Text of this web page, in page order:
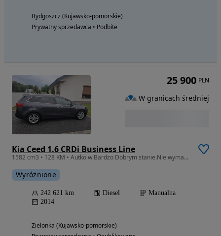
Bydgoszcz (Kujawsko-pomorskie)
Prywatny sprzedawca • Podbite
Kia Ceed 1.6 CRDi Business Line
1582 cm3 • 128 KM • Autko w Bardzo Dobrym stanie.Nie wymaga wkładu finansowego.Bogata wew
Wyróżnione
242 621 km Diesel
Manualna
2014
Zielonka (Kujawsko-pomorskie)
25 900 PLN
W granicach średniej